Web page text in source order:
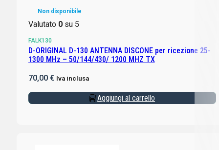
Non disponibile
Valutato 0su 5
FALK130
D-ORIGINAL D-130 ANTENNA DISCONE per ricezione 25-
1300 MHz – 50/144/430/ 1200 MHZ TX
70,00 € Iva inclusa
Aggiungi al carrello